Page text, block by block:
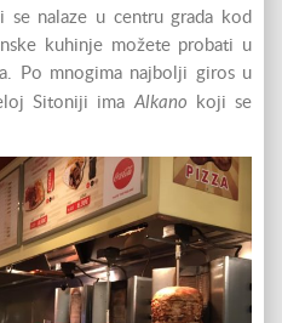
nalaze u centru grada kod
kuhinje možete probati u
Po mnogima najbolji giros u
Sitoniji ima Alkano koji se